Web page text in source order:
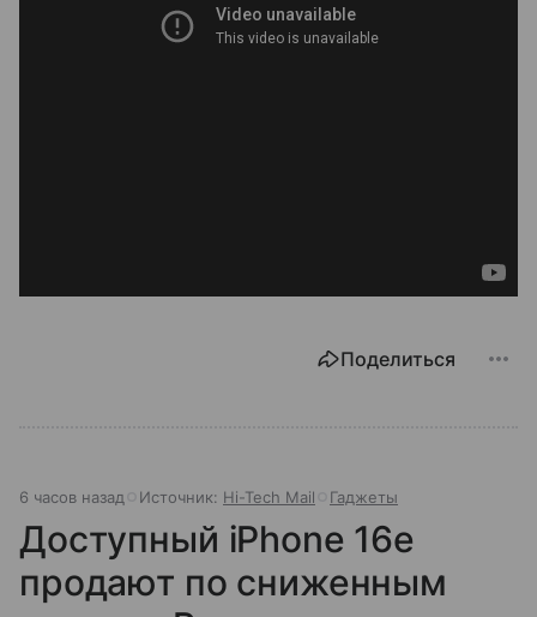
Поделиться
6 часов назад Источник: Hi-Tech Mail Гаджеты
Доступный iPhone 16e
продают по сниженным